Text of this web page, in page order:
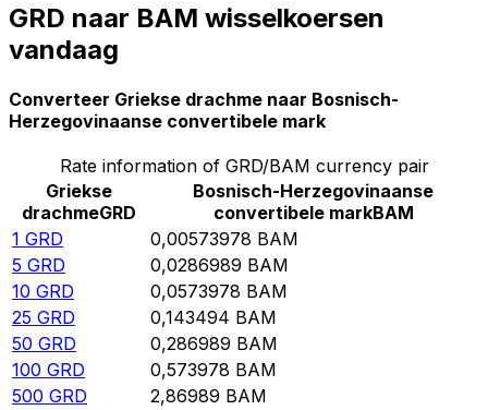
GRD naar BAM wisselkoersen
vandaag
Converteer Griekse drachme naar Bosnisch-
Herzegovinaanse convertibele mark
Rate information of GRD/BAM currency pair
Griekse
drachmeGRD
Bosnisch-Herzegovinaanse
convertibele markBAM
1 GRD 0,00573978 BAM
5 GRD 0,0286989 BAM
10 GRD 0,0573978 BAM
25 GRD 0,143494 BAM
50 GRD 0,286989 BAM
100 GRD 0,573978 BAM
500 GRD 2,86989 BAM